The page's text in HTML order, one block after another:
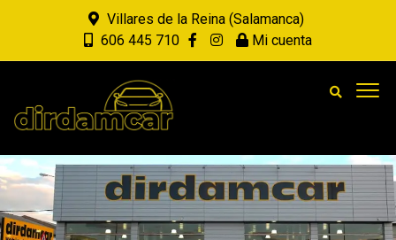
Villares de la Reina (Salamanca)
606 445 710
Mi cuenta